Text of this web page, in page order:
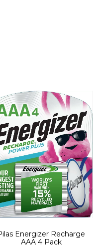
Energizer Recharge
AAA 4 Pack